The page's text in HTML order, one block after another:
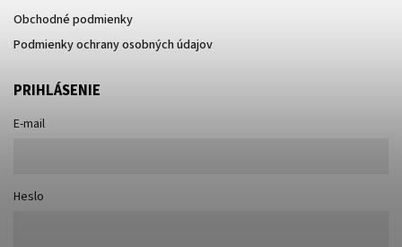
Obchodné podmienky
Podmienky ochrany osobných údajov
PRIHLÁSENIE
E-mail
Heslo